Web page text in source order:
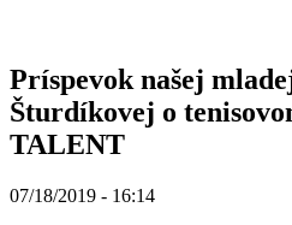
Príspevok našej
Šturdíkovej o
TALENT
07/18/2019 - 16:14